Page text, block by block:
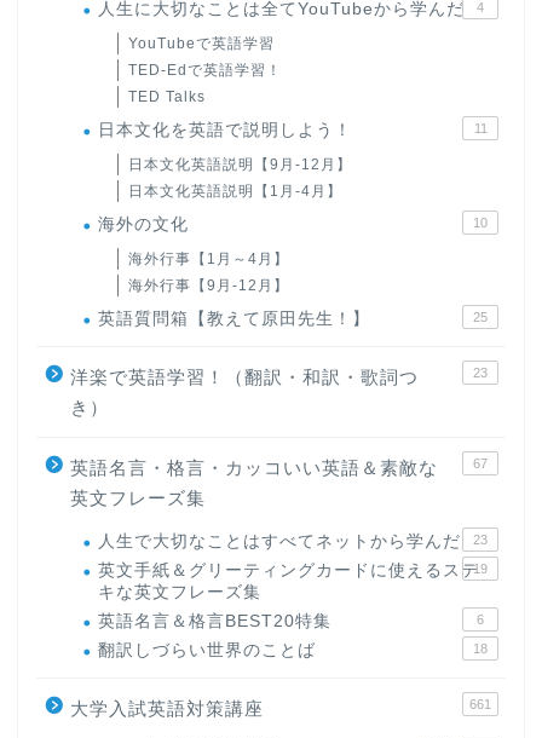
人生に大切なことは全てYouTubeから学んだ 4
YouTubeで英語学習
TED-Edで英語学習！
TED Talks
日本文化を英語で説明しよう！ 11
日本文化英語説明【9月-12月】
日本文化英語説明【1月-4月】
海外の文化 10
海外行事【1月～4月】
海外行事【9月-12月】
英語質問箱【教えて原田先生！】 25
洋楽で英語学習！（翻訳・和訳・歌詞つ
き）
23
英語名言・格言・カッコいい英語＆素敵な
英文フレーズ集
67
人生で大切なことはすべてネットから学んだ 23
英文手紙＆グリーティングカードに使えるステ
キな英文フレーズ集
19
英語名言＆格言BEST20特集 6
翻訳しづらい世界のことば 18
大学入試英語対策講座 661